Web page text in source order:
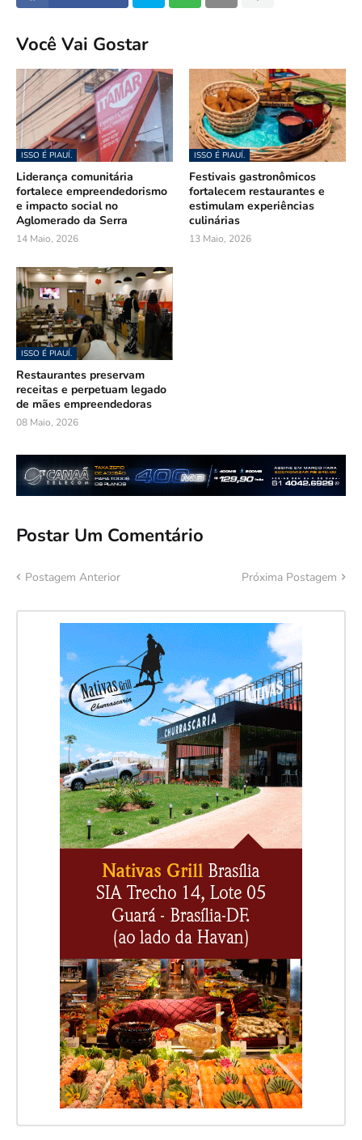
Você Vai Gostar
ISSO É PIAUÍ.
Liderança comunitária
fortalece empreendedorismo
e impacto social no
Aglomerado da Serra
14 Maio, 2026
ISSO É PIAUÍ.
Festivais gastronômicos
fortalecem restaurantes e
estimulam experiências
culinárias
13 Maio, 2026
ISSO É PIAUÍ.
Restaurantes preservam
receitas e perpetuam legado
de mães empreendedoras
08 Maio, 2026
Postar Um Comentário
Postagem Anterior Próxima Postagem